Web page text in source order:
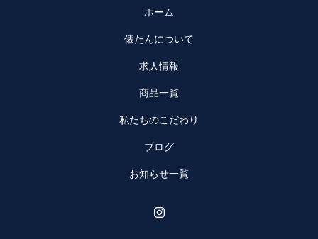
ホーム
俵たんについて
求人情報
商品一覧
私たちのこだわり
ブログ
お知らせ一覧